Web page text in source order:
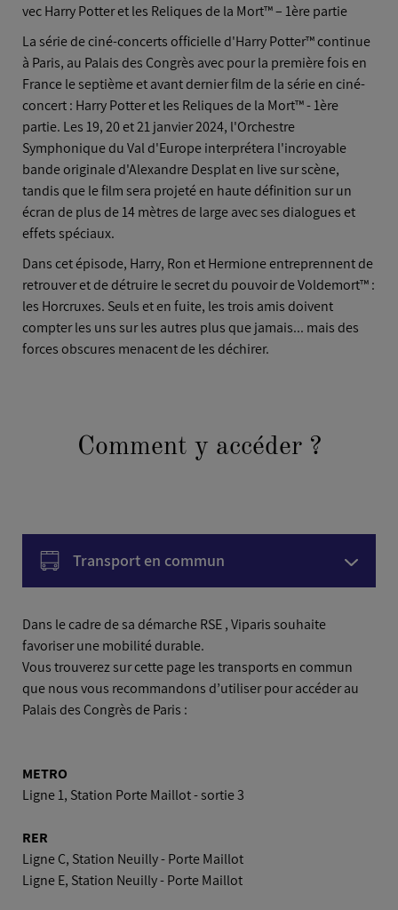
vec Harry Potter et les Reliques de la Mort™ – 1ère partie
La série de ciné-concerts officielle d'Harry Potter™ continue
à Paris, au Palais des Congrès avec pour la première fois en
France le septième et avant dernier film de la série en ciné-
concert : Harry Potter et les Reliques de la Mort™ - 1ère
partie. Les 19, 20 et 21 janvier 2024, l'Orchestre
Symphonique du Val d'Europe interprétera l'incroyable
bande originale d'Alexandre Desplat en live sur scène,
tandis que le film sera projeté en haute définition sur un
écran de plus de 14 mètres de large avec ses dialogues et
effets spéciaux.
Dans cet épisode, Harry, Ron et Hermione entreprennent de
retrouver et de détruire le secret du pouvoir de Voldemort™ :
les Horcruxes. Seuls et en fuite, les trois amis doivent
compter les uns sur les autres plus que jamais... mais des
forces obscures menacent de les déchirer.
Comment y accéder ?
Transport en commun
Avion
Dans le cadre de sa démarche RSE , Viparis souhaite
favoriser une mobilité durable.
Vous trouverez sur cette page les transports en commun
que nous vous recommandons d’utiliser pour accéder au
Palais des Congrès de Paris :
METRO
Ligne 1, Station Porte Maillot - sortie 3
RER
Ligne C, Station Neuilly - Porte Maillot
Ligne E, Station Neuilly - Porte Maillot